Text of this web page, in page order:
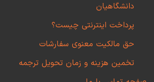
دانشگاهیان
پرداخت اینترنتی چیست؟
حق مالکیت معنوی سفارشات
تخمین هزینه و زمان تحویل ترجمه